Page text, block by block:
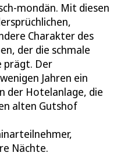
mondän. Mit diesen
Charakter des
der die schmale
prägt. Der
Jahren ein
der Hotelanlage, die
alten Gutshof
Nächte.